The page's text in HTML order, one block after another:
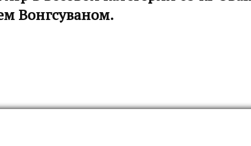
Вонгсуваном.